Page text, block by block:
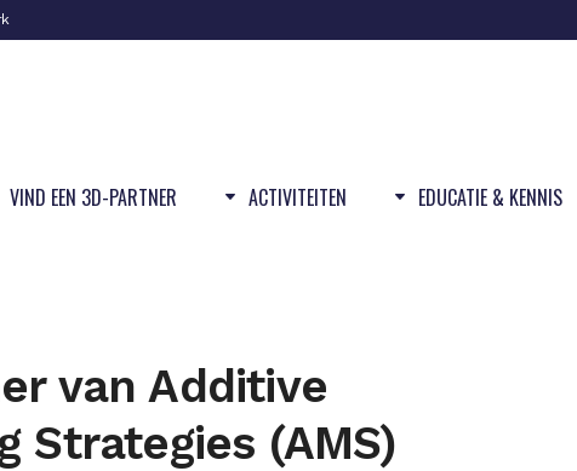
VIND EEN 3D-PARTNER ACTIVITEITEN EDUCATIE & KENNIS
van Additive
Strategies (AMS)